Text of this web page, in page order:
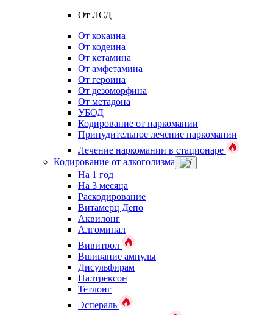
От ЛСД
От кокаина
От кодеина
От кетамина
От амфетамина
От героина
От дезоморфина
От метадона
УБОД
Кодирование от наркомании
Принудительное лечение наркомании
Лечение наркомании в стационаре
Кодирование от алкоголизма
На 1 год
На 3 месяца
Раскодирование
Витамерц Депо
Аквилонг
Алгоминал
Вивитрол
Вшивание ампулы
Дисульфирам
Налтрексон
Тетлонг
Эспераль